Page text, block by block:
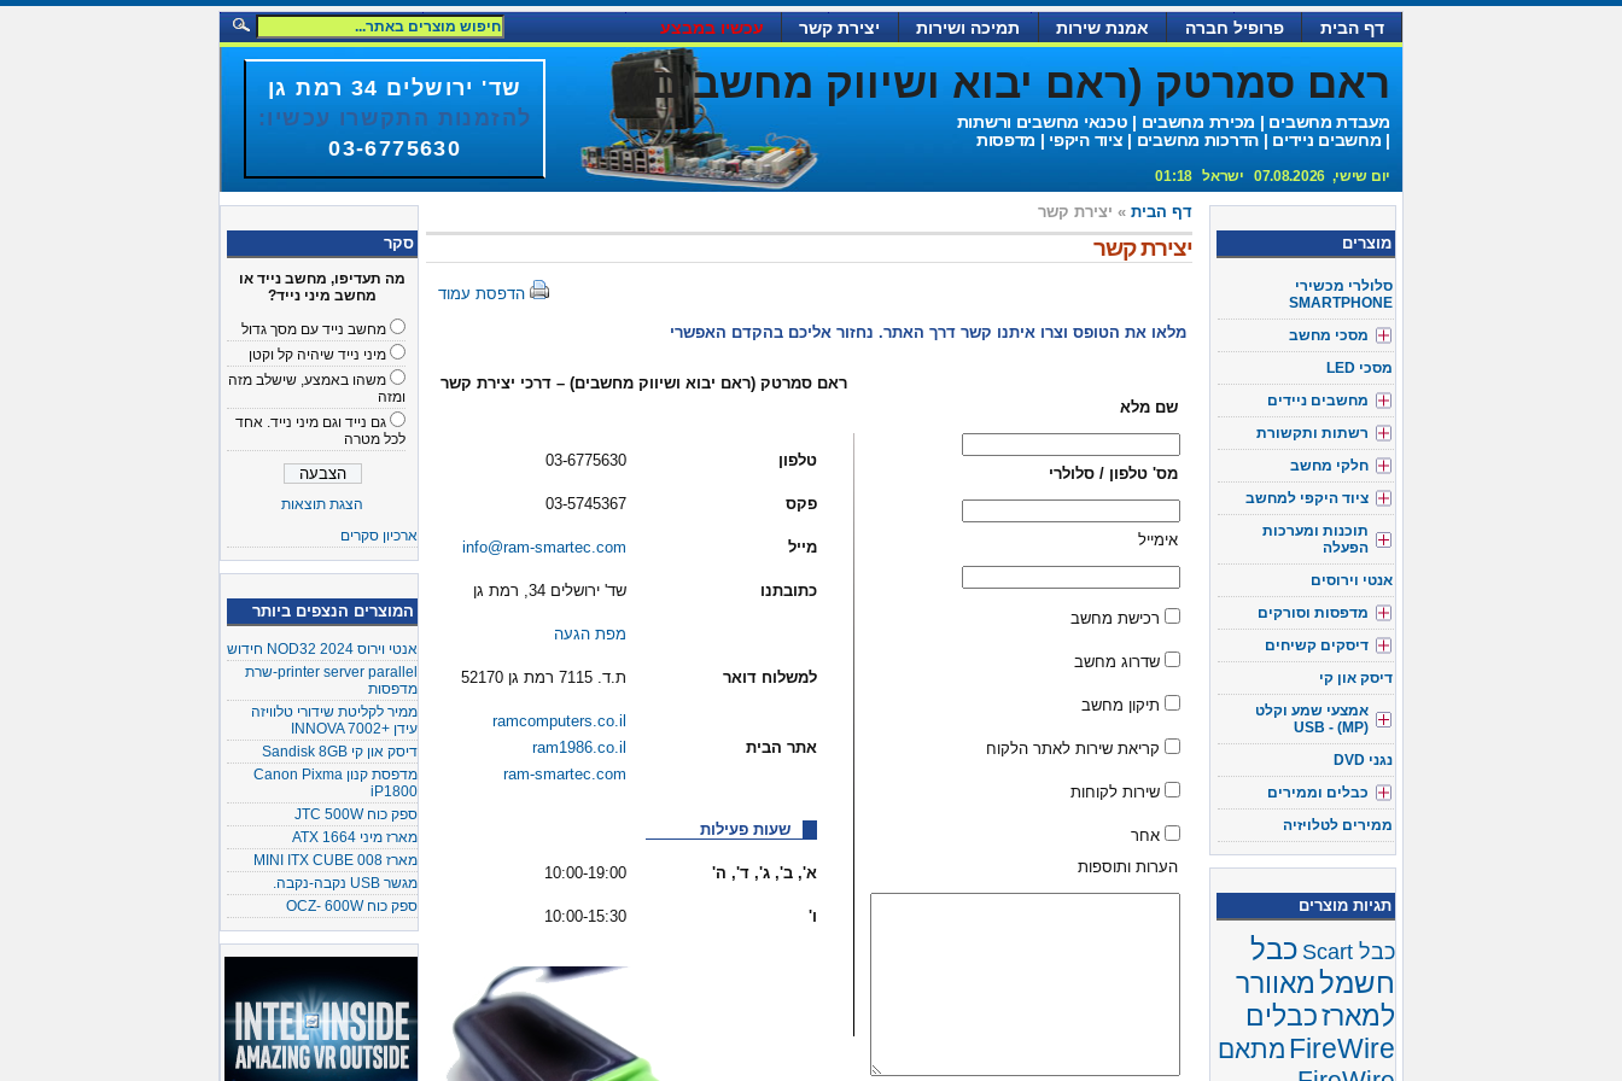
דף הבית פרופיל חברה אמנת שירות תמיכה ושירות יצירת קשר עכשיו במבצע
ראם סמרטק (ראם יבוא ושיווק מחשבים )
מעבדת מחשבים | מכירת מחשבים | טכנאי מחשבים ורשתות
| מחשבים ניידים | הדרכות מחשבים | ציוד היקפי | מדפסות
יום שישי, 07.08.2026 ישראל 01:18
שד' ירושלים 34 רמת גן
להזמנות התקשרו עכשיו:
03-6775630
סקר
מה תעדיפו, מחשב נייד או
מחשב מיני נייד?
מחשב נייד עם מסך גדול
מיני נייד שיהיה קל וקטן
משהו באמצע, שישלב מזה
ומזה
גם נייד וגם מיני נייד. אחד
לכל מטרה
הצגת תוצאות
ארכיון סקרים
המוצרים הנצפים ביותר
אנטי וירוס NOD32 2024 חידוש
printer server parallel-שרת
מדפסות
ממיר לקליטת שידורי טלוויזה
עידן +INNOVA 7002
דיסק און קי Sandisk 8GB
מדפסת קנון Canon Pixma
iP1800
ספק כוח JTC 500W
מארז מיני ATX 1664
מארז MINI ITX CUBE 008
מגשר USB נקבה-נקבה.
ספק כוח OCZ- 600W
דף הבית » יצירת קשר
יצירת קשר
הדפסת עמוד
מלאו את הטופס וצרו איתנו קשר דרך האתר. נחזור אליכם בהקדם האפשרי
שם מלא
מס' טלפון / סלולרי
אימייל
רכישת מחשב
שדרוג מחשב
תיקון מחשב
קריאת שירות לאתר הלקוח
שירות לקוחות
אחר
הערות ותוספות
ראם סמרטק (ראם יבוא ושיווק מחשבים) – דרכי יצירת קשר
טלפון 03-6775630
פקס 03-5745367
מייל info@ram-smartec.com
כתובתנו שד' ירושלים 34, רמת גן
מפת הגעה
למשלוח דואר ת.ד. 7115 רמת גן 52170
אתר הבית
ramcomputers.co.il
ram1986.co.il
ram-smartec.com
שעות פעילות
א', ב', ג', ד', ה' 10:00-19:00
ו' 10:00-15:30
מוצרים
סלולרי מכשירי
SMARTPHONE
מסכי מחשב
מסכי LED
מחשבים ניידים
רשתות ותקשורת
חלקי מחשב
ציוד היקפי למחשב
תוכנות ומערכות
הפעלה
אנטי וירוסים
מדפסות וסורקים
דיסקים קשיחים
דיסק און קי
אמצעי שמע וקלט
(USB - (MP
נגני DVD
כבלים וממירים
ממירים לטלויזיה
תגיות מוצרים
כבל Scart
כבל
חשמלמאוורר
למארזכבלים
FireWire מתאם